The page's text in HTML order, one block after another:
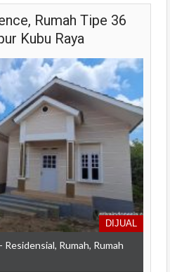
Rumah Tipe 36
Kubu Raya
DIJUAL
- Residensial, Rumah, Rumah